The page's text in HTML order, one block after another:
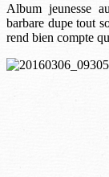
Album jeunesse
barbare dupe tout
rend bien compte